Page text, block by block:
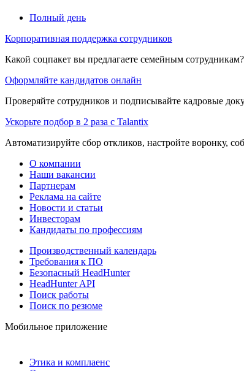
Полный день
Корпоративная поддержка сотрудников
Какой соцпакет вы предлагаете семейным сотрудникам?
Оформляйте кандидатов онлайн
Проверяйте сотрудников и подписывайте кадровые
Ускорьте подбор в 2 раза с Talantix
Автоматизируйте сбор откликов, настройте воронку,
О компании
Наши вакансии
Партнерам
Реклама на сайте
Новости и статьи
Инвесторам
Кандидаты по профессиям
Производственный календарь
Требования к ПО
Безопасный HeadHunter
HeadHunter API
Поиск работы
Поиск по резюме
Мобильное приложение
Этика и комплаенс